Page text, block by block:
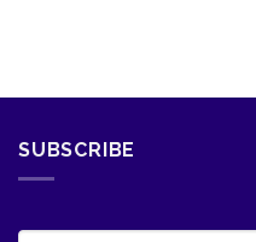
SUBSCRIBE